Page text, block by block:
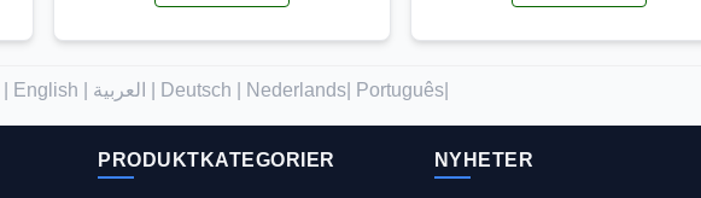
English | Deutsch | Nederlands| Português|
PRODUKTKATEGORIER NYHETER